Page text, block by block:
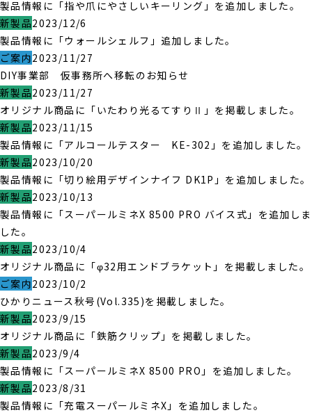
製品情報に「指や爪にやさしいキーリング」を追加しました。
新製品2023/12/6
製品情報に「ウォールシェルフ」追加しました。
ご案内2023/11/27
DIY事業部 仮事務所へ移転のお知らせ
新製品2023/11/27
オリジナル商品に「いたわり光るてすりⅡ」を掲載しました。
新製品2023/11/15
製品情報に「アルコールテスター KE-302」を追加しました。
新製品2023/10/20
製品情報に「切り絵用デザインナイフ DK1P」を追加しました。
新製品2023/10/13
製品情報に「スーパールミネX 8500 PRO バイス式」を追加しま
した。
新製品2023/10/4
オリジナル商品に「φ32用エンドブラケット」を掲載しました。
ご案内2023/10/2
ひかりニュース秋号(Vol.335)を掲載しました。
新製品2023/9/15
オリジナル商品に「鉄筋クリップ」を掲載しました。
新製品2023/9/4
製品情報に「スーパールミネX 8500 PRO」を追加しました。
新製品2023/8/31
製品情報に「充電スーパールミネX」を追加しました。